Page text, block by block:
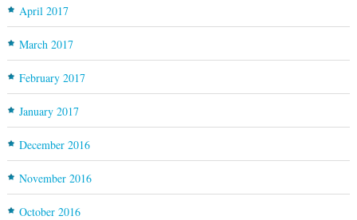
April 2017
March 2017
February 2017
January 2017
December 2016
November 2016
October 2016